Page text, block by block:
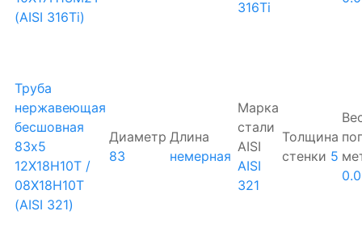
(AISI 316Ti)
316Ti
Труба
нержавеющая
бесшовная
83х5
12Х18Н10Т /
08Х18Н10Т
(AISI 321)
Диаметр
83
Длина
немерная
Марка
стали
AISI
AISI
321
Толщина
стенки 5